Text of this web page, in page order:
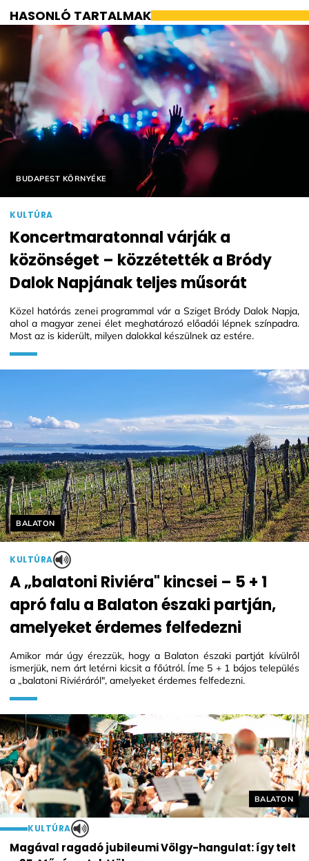
HASONLÓ TARTALMAK
Helyszín címkék:
BUDAPEST KÖRNYÉKE
KULTÚRA
Koncertmaratonnal várják a
közönséget – közzétették a Bródy
Dalok Napjának teljes műsorát
Közel hatórás zenei programmal vár a Sziget Bródy Dalok Napja,
ahol a magyar zenei élet meghatározó előadói lépnek színpadra.
Most az is kiderült, milyen dalokkal készülnek az estére.
Helyszín
BALATON
KULTÚRA
Magával ragadó jubileumi Völgy-hangulat: így telt
Helyszín címkék:
BALATON
KULTÚRA
A „balatoni Riviéra" kincsei – 5 + 1
apró falu a Balaton északi partján,
amelyeket érdemes felfedezni
Amikor már úgy érezzük, hogy a Balaton északi partját kívülről
ismerjük, nem árt letérni kicsit a főútról. Íme 5 + 1 bájos település
a „balatoni Riviéráról", amelyeket érdemes felfedezni.